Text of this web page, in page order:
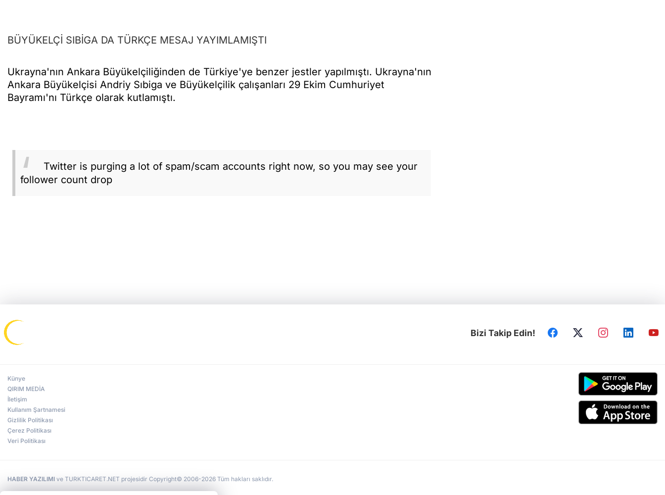
BÜYÜKELÇİ SIBİGA DA TÜRKÇE MESAJ YAYIMLAMIŞTI
Ukrayna'nın Ankara Büyükelçiliğinden de Türkiye'ye benzer jestler yapılmıştı. Ukrayna'nın
Ankara Büyükelçisi Andriy Sıbiga ve Büyükelçilik çalışanları 29 Ekim Cumhuriyet
Bayramı'nı Türkçe olarak kutlamıştı.
Twitter is purging a lot of spam/scam accounts right now, so you may see your
follower count drop
Bizi Takip Edin!
Künye
QIRIM MEDİA
İletişim
Kullanım Şartnamesi
Gizlilik Politikası
Çerez Politikası
Veri Politikası
HABER YAZILIMI ve TURKTICARET.NET projesidir Copyright© 2006-2026 Tüm hakları saklıdır.